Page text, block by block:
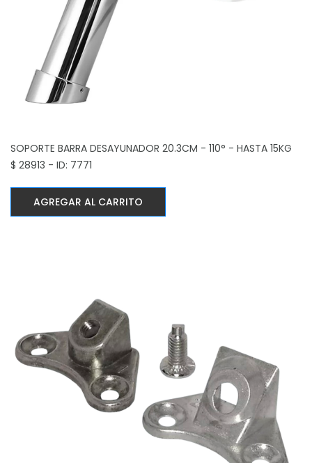
SOPORTE BARRA DESAYUNADOR 20.3CM - 110° - HASTA 15KG
$ 28913 - ID: 7771
AGREGAR AL CARRITO